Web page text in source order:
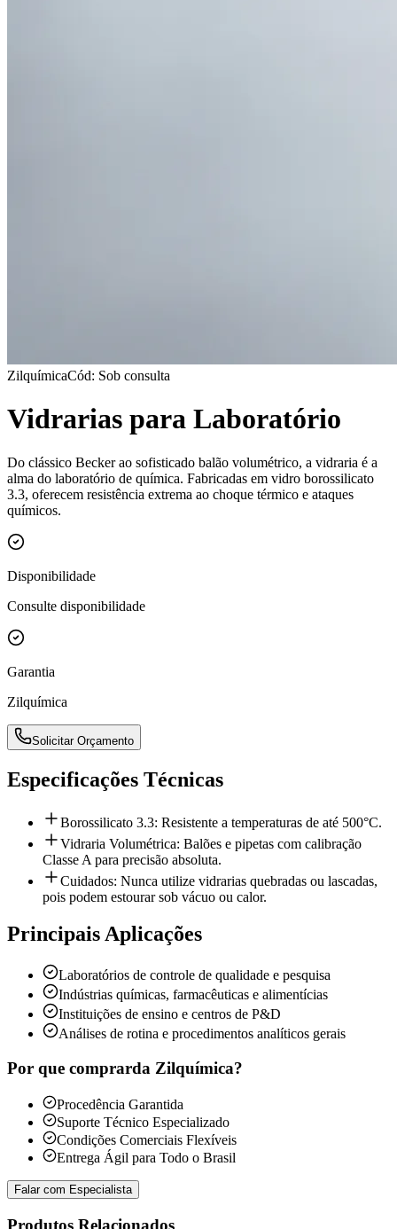
ZilquímicaCód: Sob consulta
Vidrarias para Laboratório
Do clássico Becker ao sofisticado balão volumétrico, a vidraria é a
alma do laboratório de química. Fabricadas em vidro borossilicato
3.3, oferecem resistência extrema ao choque térmico e ataques
químicos.
Disponibilidade
Consulte disponibilidade
Garantia
Zilquímica
Solicitar Orçamento
Especificações Técnicas
Borossilicato 3.3: Resistente a temperaturas de até 500°C.
Vidraria Volumétrica: Balões e pipetas com calibração
Classe A para precisão absoluta.
Cuidados: Nunca utilize vidrarias quebradas ou lascadas,
pois podem estourar sob vácuo ou calor.
Principais Aplicações
Laboratórios de controle de qualidade e pesquisa
Indústrias químicas, farmacêuticas e alimentícias
Instituições de ensino e centros de P&D
Análises de rotina e procedimentos analíticos gerais
Por que comprarda Zilquímica?
Procedência Garantida
Suporte Técnico Especializado
Condições Comerciais Flexíveis
Entrega Ágil para Todo o Brasil
Falar com Especialista
Produtos Relacionados